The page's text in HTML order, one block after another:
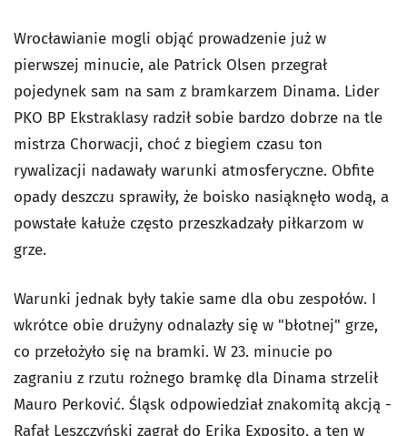
Wrocławianie mogli objąć prowadzenie już w
pierwszej minucie, ale Patrick Olsen przegrał
pojedynek sam na sam z bramkarzem Dinama. Lider
PKO BP Ekstraklasy radził sobie bardzo dobrze na tle
mistrza Chorwacji, choć z biegiem czasu ton
rywalizacji nadawały warunki atmosferyczne. Obfite
opady deszczu sprawiły, że boisko nasiąknęło wodą, a
powstałe kałuże często przeszkadzały piłkarzom w
grze.
Warunki jednak były takie same dla obu zespołów. I
wkrótce obie drużyny odnalazły się w "błotnej" grze,
co przełożyło się na bramki. W 23. minucie po
zagraniu z rzutu rożnego bramkę dla Dinama strzelił
Mauro Perković. Śląsk odpowiedział znakomitą akcją -
Rafał Leszczyński zagrał do Erika Exposito, a ten w